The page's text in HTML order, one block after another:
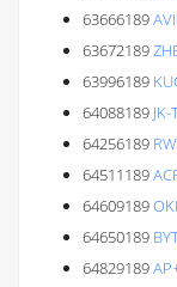
63666189
63672189
63996189
64088189
64256189
64511189
64609189
64650189
64829189